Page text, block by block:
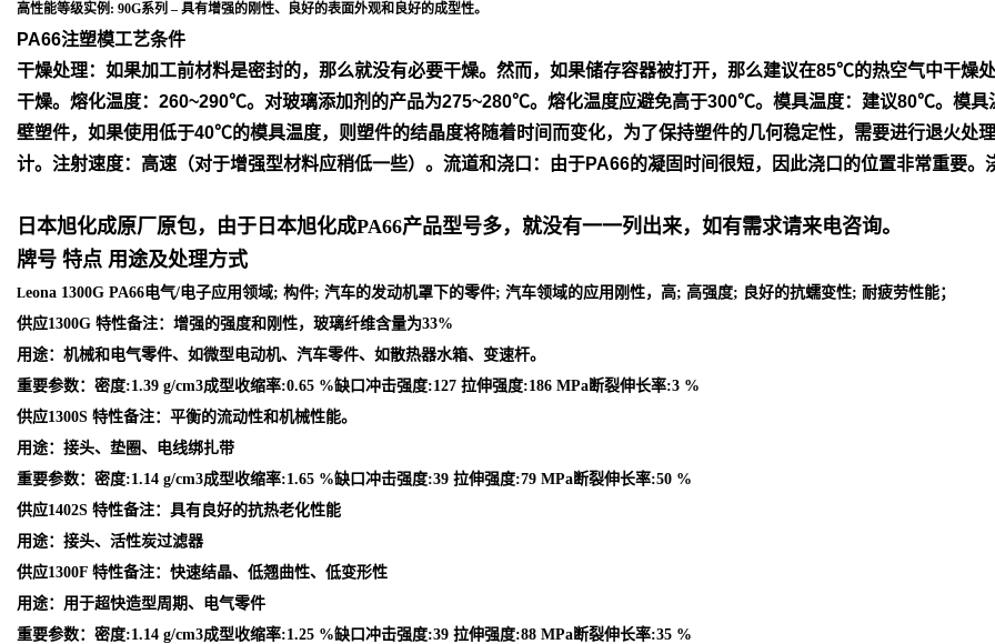
高性能等级实例: 90G系列 – 具有增强的刚性、良好的表面外观和良好的成型性。
PA66注塑模工艺条件
干燥处理：如果加工前材料是密封的，那么就没有必要干燥。然而，如果储存容器被打开，那么建议在85℃的热空气中干燥处
干燥。 熔化温度：260~290℃。对玻璃添加剂的产品为275~280℃。熔化温度应避免高于300℃。模具温度：建议80℃。模具
壁塑件，如果使用低于40℃的模具温度，则塑件的结晶度将随着时间而变化，为了保持塑件的几何稳定性，需要进行退火处
计。 注射速度：高速（对于增强型材料应稍低一些）。流道和浇口：由于PA66的凝固时间很短，因此浇口的位置非常重要。
日本旭化成原厂原包，由于日本旭化成PA66产品型号多，就没有一一列出来，如有需求请来电咨询。
牌号 特点 用途及处理方式
Leona 1300G PA66电气/电子应用领域; 构件; 汽车的发动机罩下的零件; 汽车领域的应用刚性，高; 高强度; 良好的抗蠕变性; 耐疲劳性能；
供应1300G 特性备注：增强的强度和刚性，玻璃纤维含量为33%
用途：机械和电气零件、如微型电动机、汽车零件、如散热器水箱、变速杆。
重要参数：密度:1.39 g/cm3成型收缩率:0.65 %缺口冲击强度:127 拉伸强度:186 MPa断裂伸长率:3 %
供应1300S 特性备注：平衡的流动性和机械性能。
用途：接头、垫圈、电线绑扎带
重要参数：密度:1.14 g/cm3成型收缩率:1.65 %缺口冲击强度:39 拉伸强度:79 MPa断裂伸长率:50 %
供应1402S 特性备注：具有良好的抗热老化性能
用途：接头、活性炭过滤器
供应1300F 特性备注：快速结晶、低翘曲性、低变形性
用途：用于超快造型周期、电气零件
重要参数：密度:1.14 g/cm3成型收缩率:1.25 %缺口冲击强度:39 拉伸强度:88 MPa断裂伸长率:35 %